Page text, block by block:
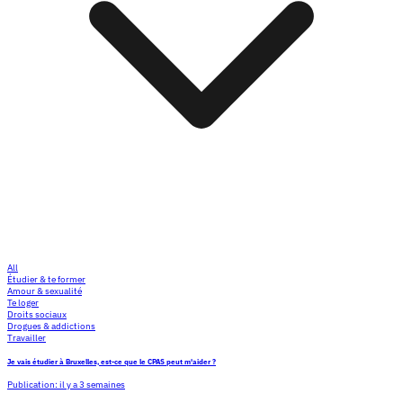
All
Étudier & te former
Amour & sexualité
Te loger
Droits sociaux
Drogues & addictions
Travailler
Je vais étudier à Bruxelles, est-ce que le CPAS peut m'aider ?
Publication: il y a 3 semaines